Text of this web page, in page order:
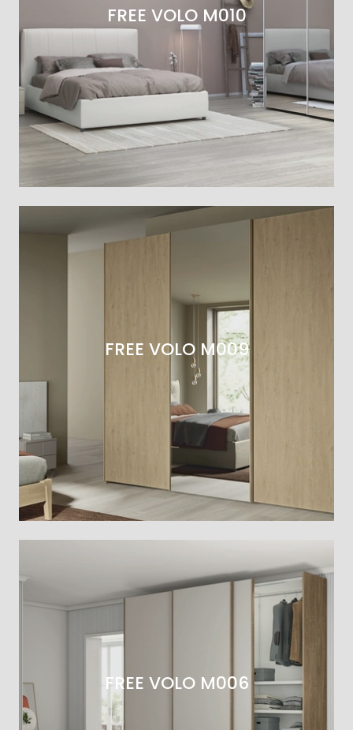
FREE VOLO M010
FREE VOLO M009
FREE VOLO M006